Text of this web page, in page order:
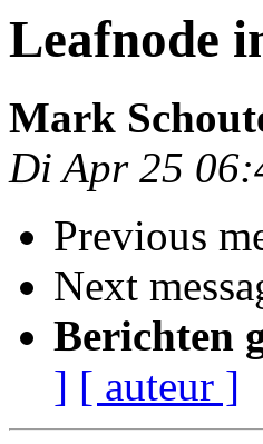
Leafnode
Mark
Di Apr 25
Previous
Next
Berichten
] [ auteur ]